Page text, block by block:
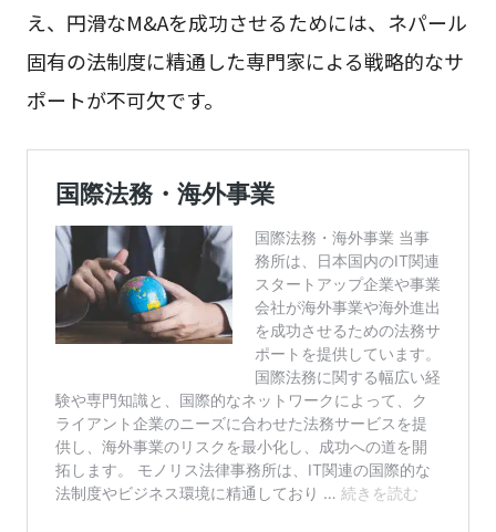
え、円滑なM&Aを成功させるためには、ネパール
固有の法制度に精通した専門家による戦略的なサ
ポートが不可欠です。